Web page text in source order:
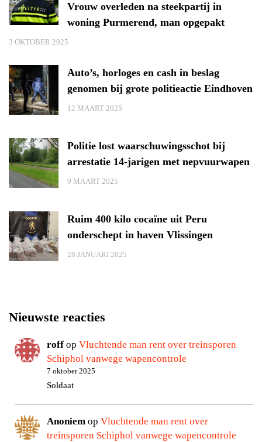
Vrouw overleden na steekpartij in
woning Purmerend, man opgepakt
3 OKTOBER 2025
Auto’s, horloges en cash in beslag
genomen bij grote politieactie Eindhoven
12 MAART 2025
Politie lost waarschuwingsschot bij
arrestatie 14-jarigen met nepvuurwapen
9 MAART 2025
Ruim 400 kilo cocaïne uit Peru
onderschept in haven Vlissingen
28 JANUARI 2025
Nieuwste reacties
roff opVluchtende man rent over treinsporen
Schiphol vanwege wapencontrole
7 oktober 2025
Soldaat
Anoniem opVluchtende man rent over
treinsporen Schiphol vanwege wapencontrole